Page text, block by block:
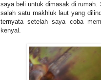
saya beli untuk dimasak di rumah.
salah satu makhluk laut yang
ternyata setelah saya coba
kenyal.